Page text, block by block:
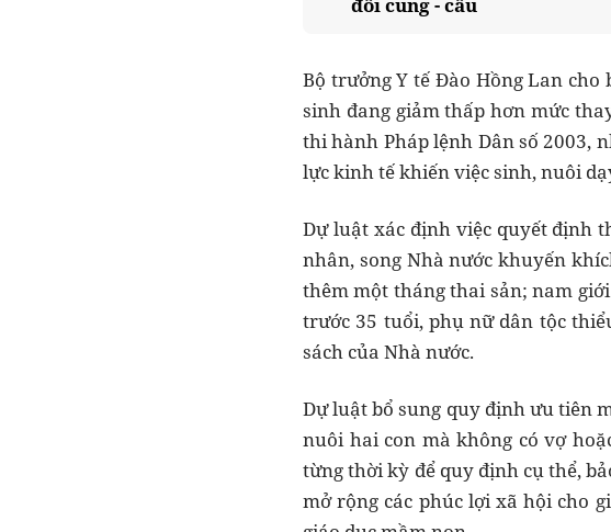
Bộ trưởng Y tế Đào Hồng Lan
sinh đang giảm thấp hơn mức
thi hành Pháp lệnh Dân số 2003,
lực kinh tế khiến việc sinh, nuôi
Dự luật xác định việc quyết định
nhân, song Nhà nước khuyến
thêm một tháng thai sản; nam
trước 35 tuổi, phụ nữ dân tộc
sách của Nhà nước.
Dự luật bổ sung quy định ưu tiên
nuôi hai con mà không có vợ
từng thời kỳ để quy định cụ thể,
mở rộng các phúc lợi xã hội cho